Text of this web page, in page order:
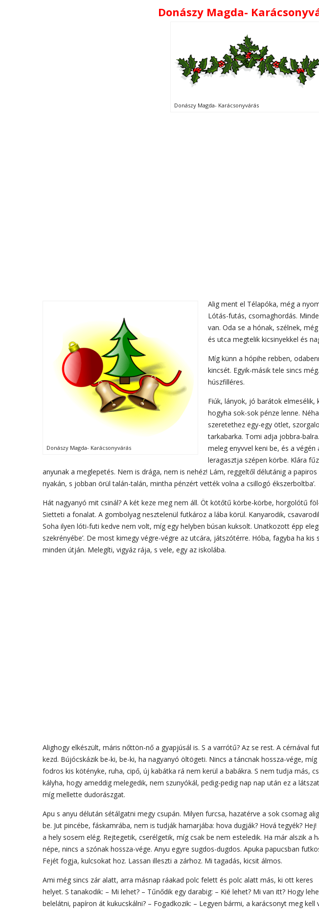
Donászy Magda-
Donászy Magda- Karácsonyvárás
Donászy Magda- Karácsonyvárás
Alig ment el Télapóka, még a
Lótás-futás, csomaghordás.
van. Oda se a hónak, szélnek,
és utca megtelik kicsinyekkel és
Míg künn a hópihe rebben,
kincsét. Egyik-másik tele sincs
húszfilléres.
Fiúk, lányok, jó barátok
hogyha sok-sok pénze lenne.
szeretethez egy-egy ötlet,
tarkabarka. Tomi adja jobbra-
meleg enyvvel keni be, és a
leragasztja szépen körbe. Klára
anyunak a meglepetés. Nem is drága, nem is nehéz! Lám, reggeltől délutánig a
nyakán, s jobban örül talán-talán, mintha pénzért vették volna a csillogó ékszerboltba’.
Hát nagyanyó mit csinál? A két keze meg nem áll. Öt kötőtű körbe-körbe, horgolótű
Sietteti a fonalat. A gombolyag nesztelenül futkároz a lába körül. Kanyarodik,
Soha ilyen lóti-futi kedve nem volt, míg egy helyben búsan kuksolt. Unatkozott épp
szekrényébe’. De most kimegy végre-végre az utcára, játszótérre. Hóba, fagyba ha kis
minden útján. Melegíti, vigyáz rája, s vele, egy az iskolába.
Alighogy elkészült, máris nőttön-nő a gyapjúsál is. S a varrótű? Az se rest. A cérnával
kezd. Bújócskázik be-ki, be-ki, ha nagyanyó öltögeti. Nincs a táncnak hossza-vége, míg
fodros kis kötényke, ruha, cipő, új kabátka rá nem kerül a babákra. S nem tudja más,
kályha, hogy ameddig melegedik, nem szunyókál, pedig-pedig nap nap után ez a
míg mellette dudorászgat.
Apu s anyu délután sétálgatni megy csupán. Milyen furcsa, hazatérve a sok csomag
be. Jut pincébe, fáskamrába, nem is tudják hamarjába: hova dugják? Hová tegyék?
a hely sosem elég. Rejtegetik, cserélgetik, míg csak be nem esteledik. Ha már alszik a
népe, nincs a szónak hossza-vége. Anyu egyre sugdos-dugdos. Apuka papucsban
Fejét fogja, kulcsokat hoz. Lassan illeszti a zárhoz. Mi tagadás, kicsit álmos.
Ami még sincs zár alatt, arra másnap ráakad polc felett és polc alatt más, ki ott keres
helyet. S tanakodik: – Mi lehet? – Tűnődik egy darabig: – Kié lehet? Mi van itt? Hogy
belelátni, papíron át kukucskálni? – Fogadkozik: – Legyen bármi, a karácsonyt meg kell